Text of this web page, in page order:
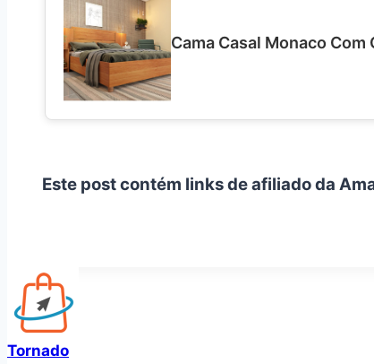
Cama Casal Monaco
Este post contém links de afiliado da
Tornado